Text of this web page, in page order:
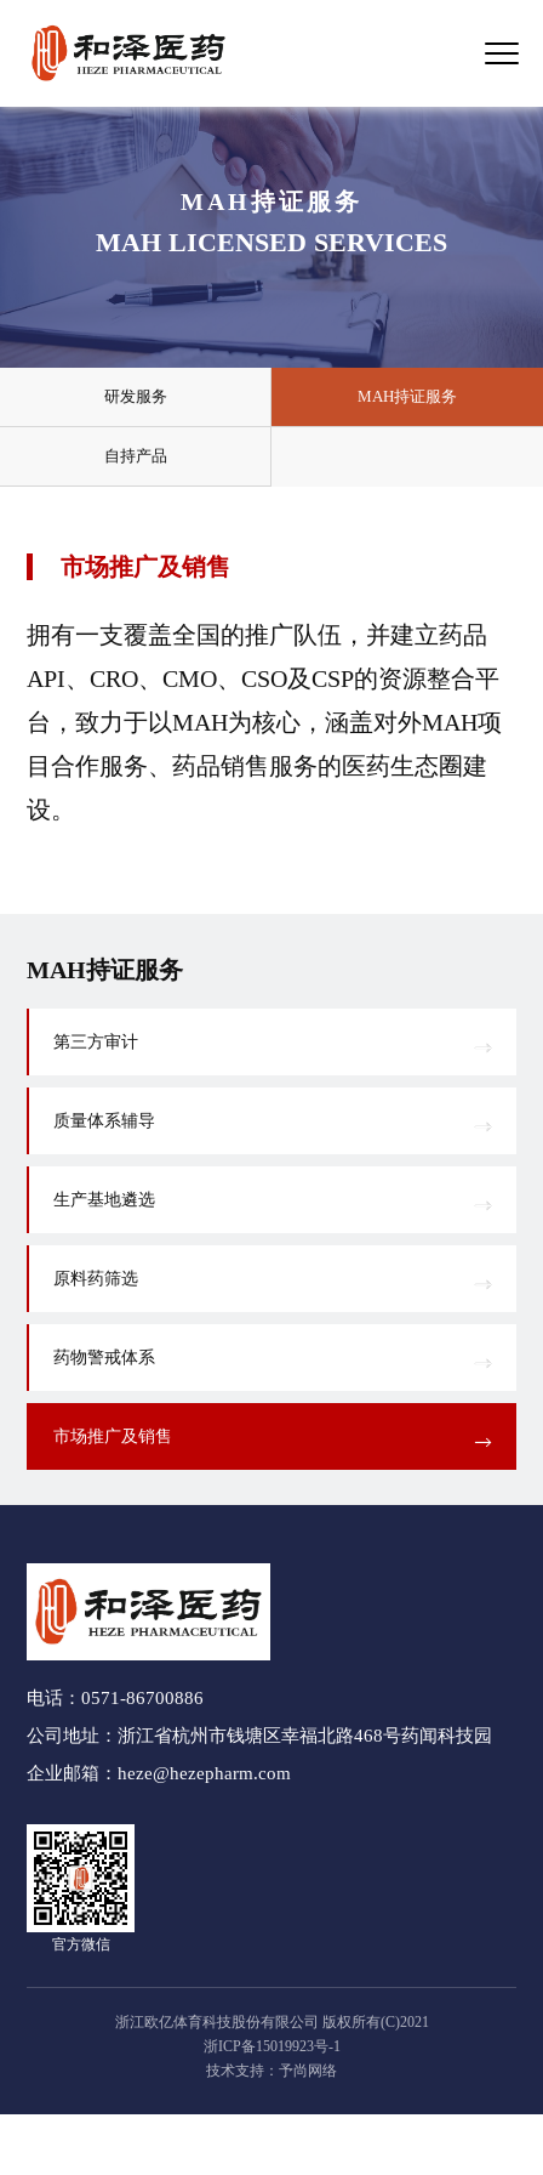
MAH持证服务
MAH LICENSED SERVICES
研发服务 MAH持证服务
自持产品
MAH持证服务
第三方审计
质量体系辅导
生产基地遴选
原料药筛选
药物警戒体系
市场推广及销售
市场推广及销售
拥有一支覆盖全国的推广队伍，并建立药品
API、CRO、CMO、CSO及CSP的资源整合平
台，致力于以MAH为核心，涵盖对外MAH项
目合作服务、药品销售服务的医药生态圈建
设。
电话：0571-86700886
公司地址：浙江省杭州市钱塘区幸福北路468号药闻科技园
企业邮箱：heze@hezepharm.com
官方微信
浙江欧亿体育科技股份有限公司 版权所有(C)2021
浙ICP备15019923号-1
技术支持：予尚网络